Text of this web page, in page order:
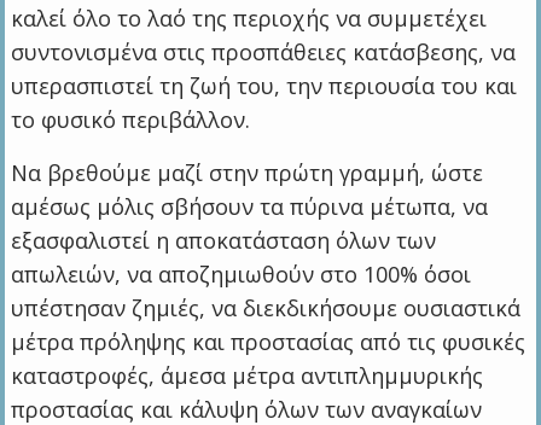
καλεί όλο το λαό της περιοχής να συμμετέχει
συντονισμένα στις προσπάθειες κατάσβεσης, να
υπερασπιστεί τη ζωή του, την περιουσία του και
το φυσικό περιβάλλον.
Να βρεθούμε μαζί στην πρώτη γραμμή, ώστε
αμέσως μόλις σβήσουν τα πύρινα μέτωπα, να
εξασφαλιστεί η αποκατάσταση όλων των
απωλειών, να αποζημιωθούν στο 100% όσοι
υπέστησαν ζημιές, να διεκδικήσουμε ουσιαστικά
μέτρα πρόληψης και προστασίας από τις φυσικές
καταστροφές, άμεσα μέτρα αντιπλημμυρικής
προστασίας και κάλυψη όλων των αναγκαίων